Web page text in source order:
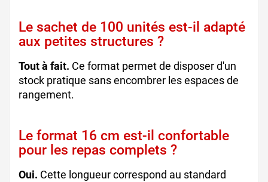
Le sachet de 100 unités est-il adapté
aux petites structures ?
Tout à fait. Ce format permet de disposer d'un
stock pratique sans encombrer les espaces de
rangement.
Le format 16 cm est-il confortable
pour les repas complets ?
Oui. Cette longueur correspond au standard